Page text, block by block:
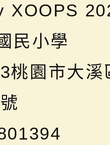
XOOPS
民小學
桃園市大溪